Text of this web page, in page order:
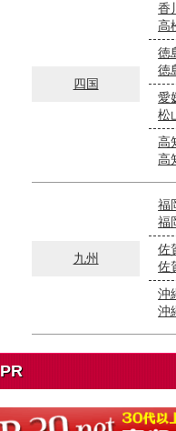
四国
香
高
徳
徳
愛
松
高
高
九州
福
福
佐
佐
沖
沖
PR